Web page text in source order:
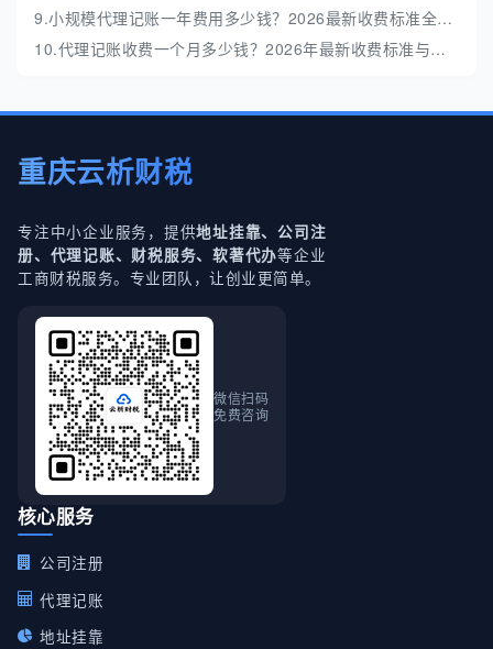
9.小规模代理记账一年费用多少钱？2026最新收费标准全解析
10.代理记账收费一个月多少钱？2026年最新收费标准与避坑指南
重庆云析财税
专注中小企业服务，提供地址挂靠、公司注
册、代理记账、财税服务、软著代办等企业
工商财税服务。专业团队，让创业更简单。
微信扫码
免费咨询
核心服务
公司注册
代理记账
地址挂靠